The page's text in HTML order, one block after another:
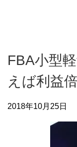
FBA小型
えば利益
2018年10月25日